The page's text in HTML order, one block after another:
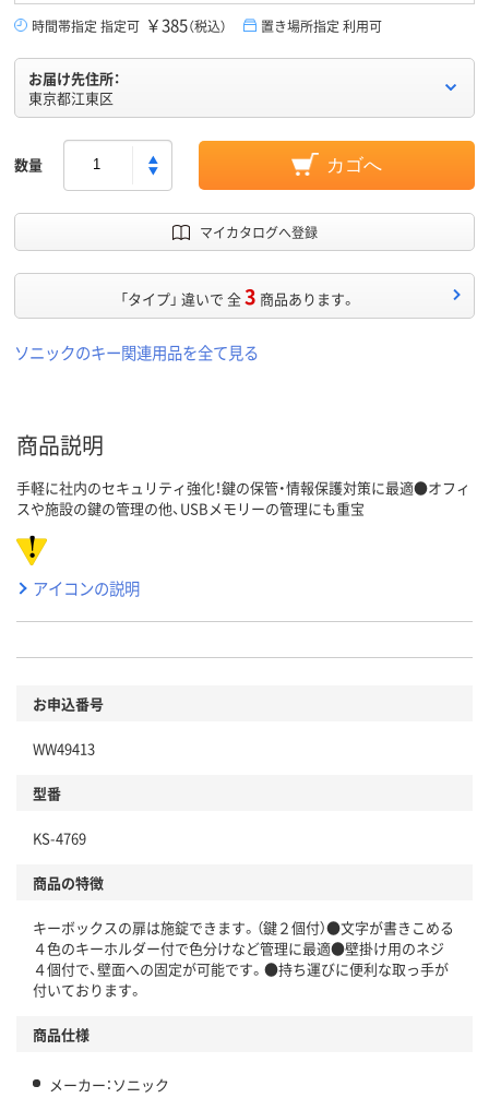
時間帯指定 指定可 ￥385（税込） 置き場所指定 利用可
お届け先住所：
東京都江東区
数量 カゴへ
マイカタログへ登録
「タイプ」 違いで 全3 商品あります。
ソニックのキー関連用品を全て見る
商品説明
手軽に社内のセキュリティ強化！鍵の保管・情報保護対策に最適●オフィ
スや施設の鍵の管理の他、USBメモリーの管理にも重宝
アイコンの説明
お申込番号
WW49413
型番
KS-4769
商品の特徴
キーボックスの扉は施錠できます。（鍵２個付）●文字が書きこめる
４色のキーホルダー付で色分けなど管理に最適●壁掛け用のネジ
４個付で、壁面への固定が可能です。●持ち運びに便利な取っ手が
付いております。
商品仕様
メーカー：ソニック